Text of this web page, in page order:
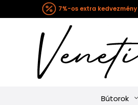
7%-os extra kedvezmény
Bútorok